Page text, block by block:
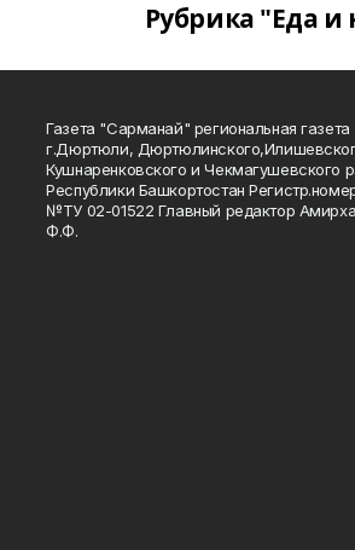
Рубрика "Еда
Газета "Сарманай" региональная газета
г.Дюртюли,
Кушнаренковского и Чекмагушевского
Республики Башкортостан
№ТУ 02-01522 Главный редактор
Ф.Ф.